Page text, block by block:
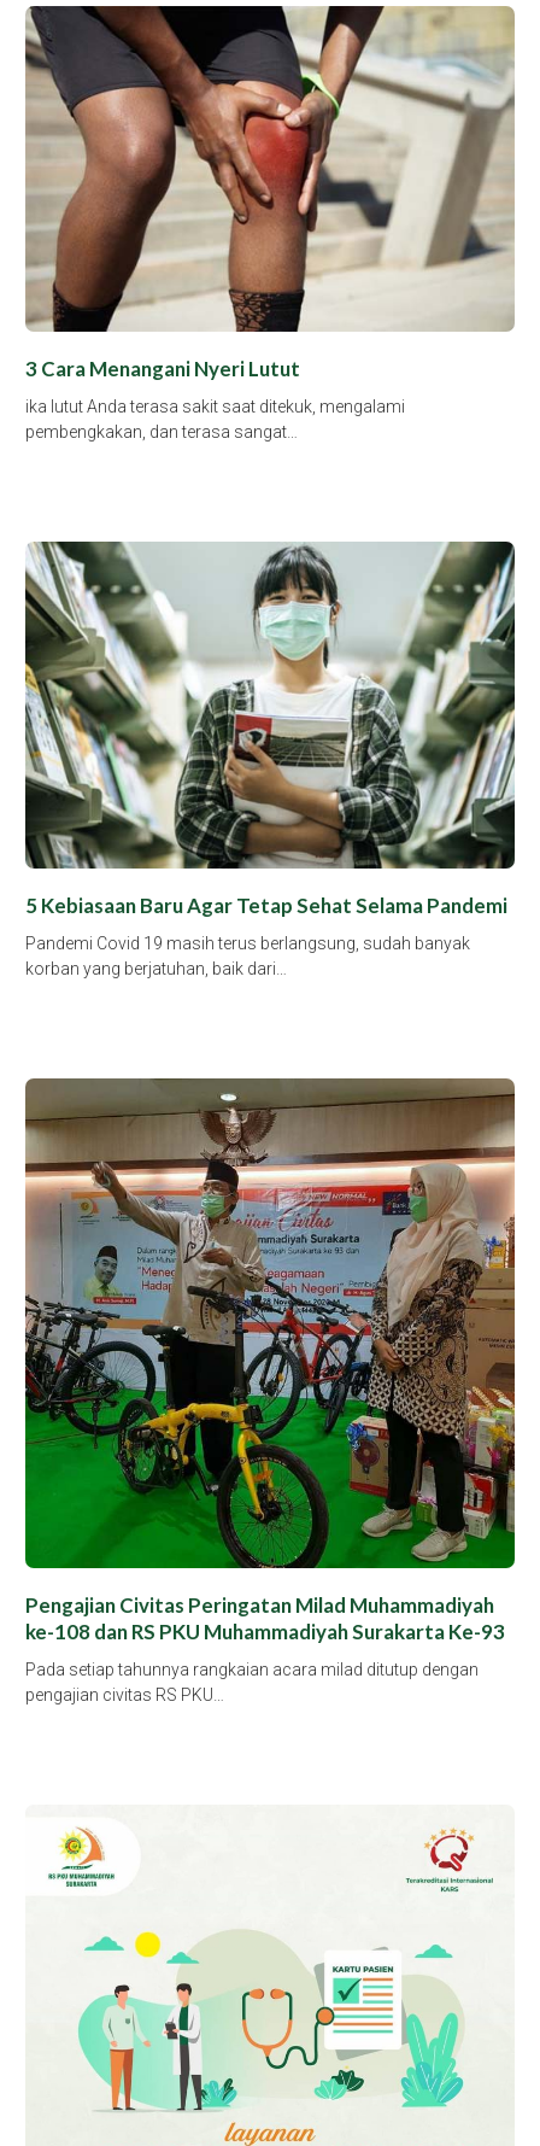
3 Cara Menangani Nyeri Lutut
ika lutut Anda terasa sakit saat ditekuk, mengalami
pembengkakan, dan terasa sangat…
5 Kebiasaan Baru Agar Tetap Sehat Selama Pandemi
Pandemi Covid 19 masih terus berlangsung, sudah banyak
korban yang berjatuhan, baik dari…
Pengajian Civitas Peringatan Milad Muhammadiyah
ke-108 dan RS PKU Muhammadiyah Surakarta Ke-93
Pada setiap tahunnya rangkaian acara milad ditutup dengan
pengajian civitas RS PKU…